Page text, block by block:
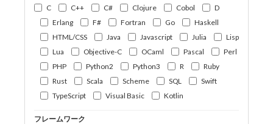
C
C++ C# Clojure Cobol
D
Erlang
F# Fortran Go
Haskell
HTML/CSS
Java Javascript Julia
Lisp
Lua
Objective-C OCaml Pascal
Perl
PHP
Python2 Python3 R
Ruby
Rust
Scala Scheme SQL
Swift
TypeScript
Visual Basic Kotlin
フレームワーク